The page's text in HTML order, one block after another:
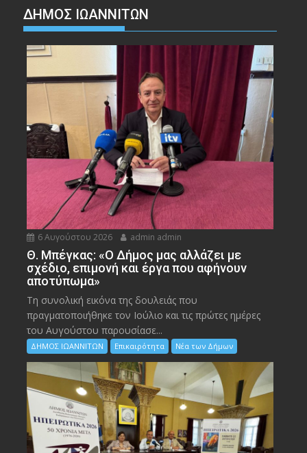
ΔΗΜΟΣ ΙΩΑΝΝΙΤΩΝ
6 Αυγούστου 2026 admin admin
Θ. Μπέγκας: «Ο Δήμος μας αλλάζει με
σχέδιο, επιμονή και έργα που αφήνουν
αποτύπωμα»
Τη συνολική εικόνα της δουλειάς που
πραγματοποιήθηκε τον Ιούλιο και τις πρώτες ημέρες
του Αυγούστου παρουσίασε...
ΔΗΜΟΣ ΙΩΑΝΝΙΤΩΝ Επικαιρότητα Νέα των Δήμων